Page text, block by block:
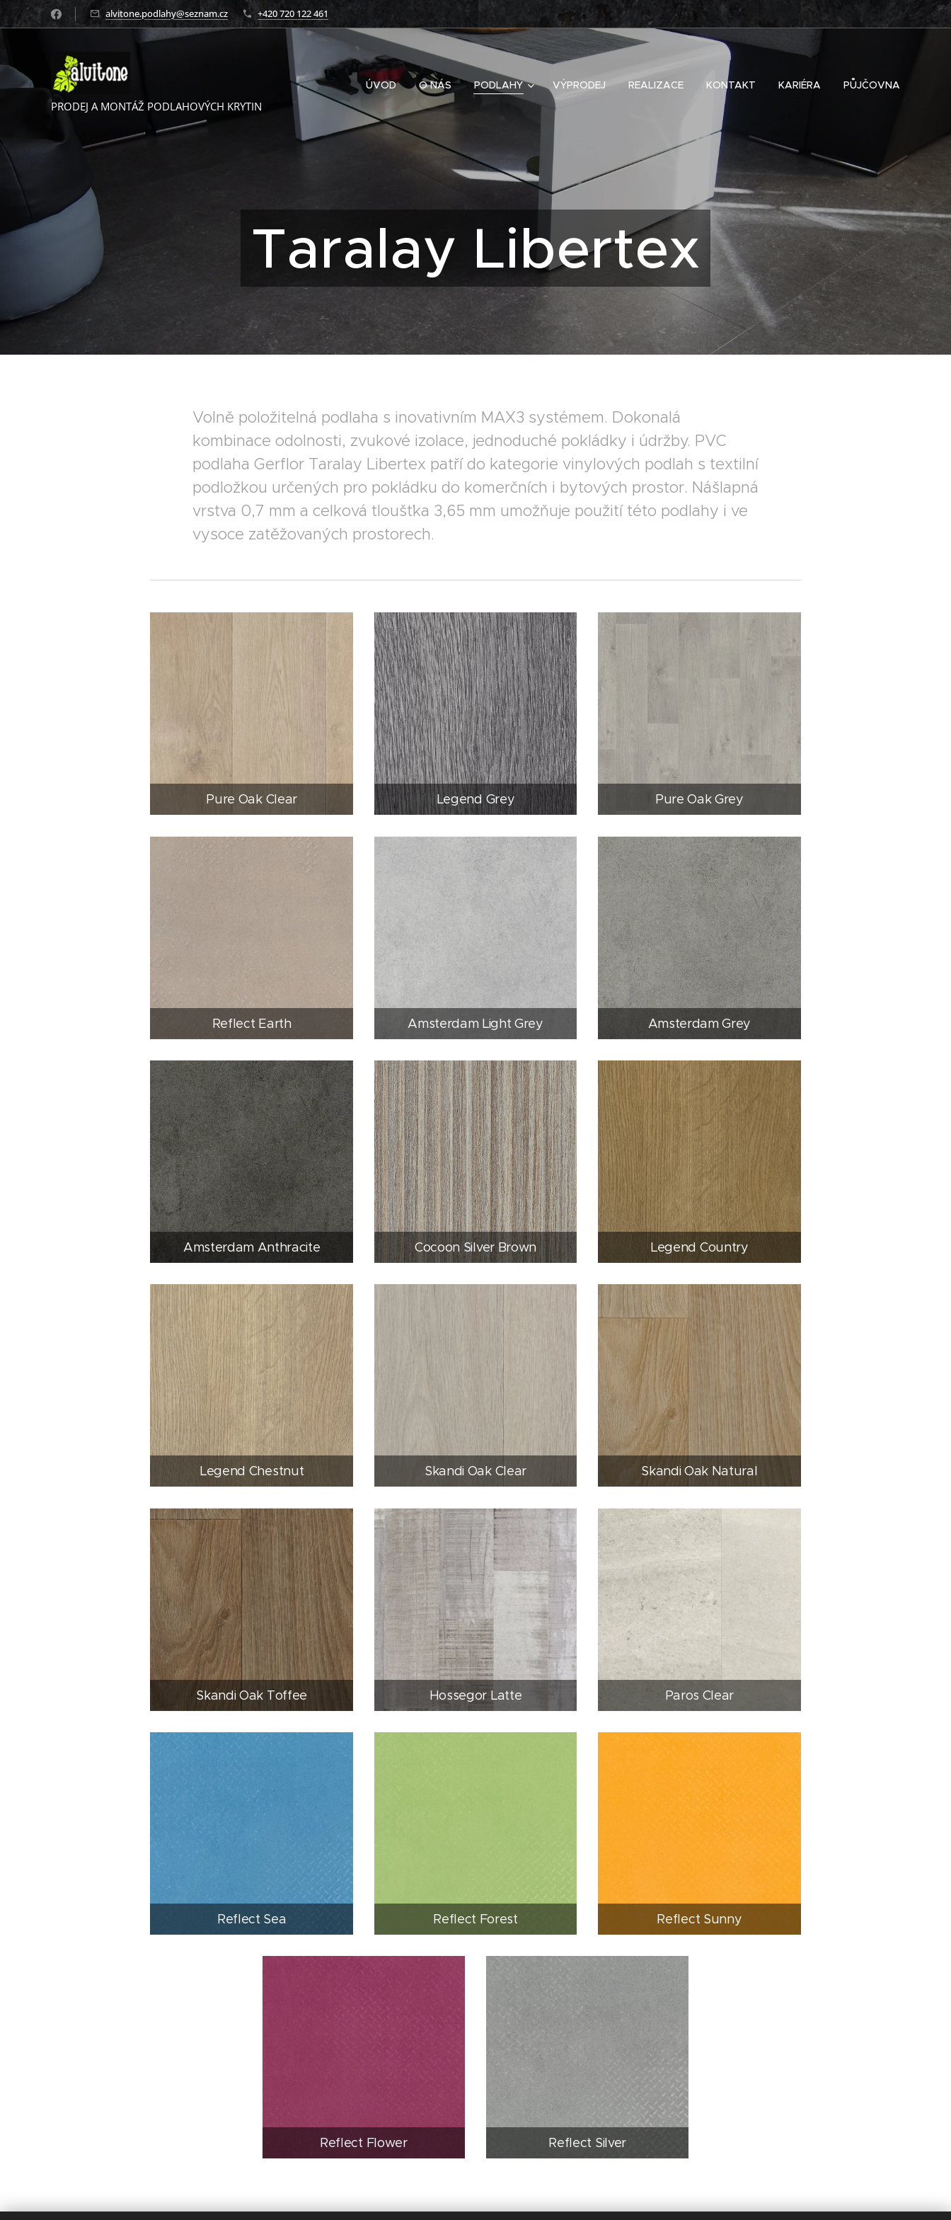
alvitone.podlahy@seznam.cz +420 720 122 461
PRODEJ A MONTÁŽ PODLAHOVÝCH KRYTIN
ÚVOD O NÁS PODLAHY VÝPRODEJ REALIZACE KONTAKT KARIÉRA PŮJČOVNA
Taralay Libertex
Volně položitelná podlaha s inovativním MAX3 systémem. Dokonalá
kombinace odolnosti, zvukové izolace, jednoduché pokládky i údržby. PVC
podlaha Gerflor Taralay Libertex patří do kategorie vinylových podlah s textilní
podložkou určených pro pokládku do komerčních i bytových prostor. Nášlapná
vrstva 0,7 mm a celková tloušťka 3,65 mm umožňuje použití této podlahy i ve
vysoce zatěžovaných prostorech.
Pure Oak Clear Legend Grey Pure Oak Grey
Reflect Earth Amsterdam Light Grey Amsterdam Grey
Amsterdam Anthracite Cocoon Silver Brown Legend Country
Legend Chestnut Skandi Oak Clear Skandi Oak Natural
Skandi Oak Toffee Hossegor Latte Paros Clear
Reflect Sea Reflect Forest Reflect Sunny
Reflect Flower Reflect Silver